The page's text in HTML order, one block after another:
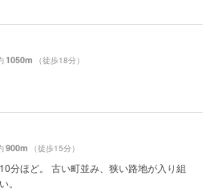
1050m （徒歩18分）
900m （徒歩15分）
分ほど。 古い町並み、狭い路地が入り組
。